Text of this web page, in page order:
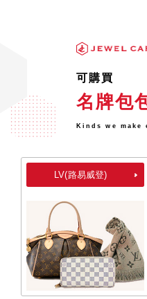
可購買
名牌包
Kinds we make
LV(路易威登)